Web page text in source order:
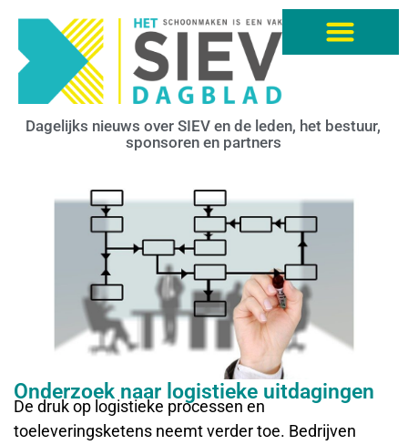
Dagelijks nieuws over SIEV en de leden, het bestuur,
sponsoren en partners
Onderzoek naar logistieke uitdagingen
De druk op logistieke processen en
toeleveringsketens neemt verder toe. Bedrijven